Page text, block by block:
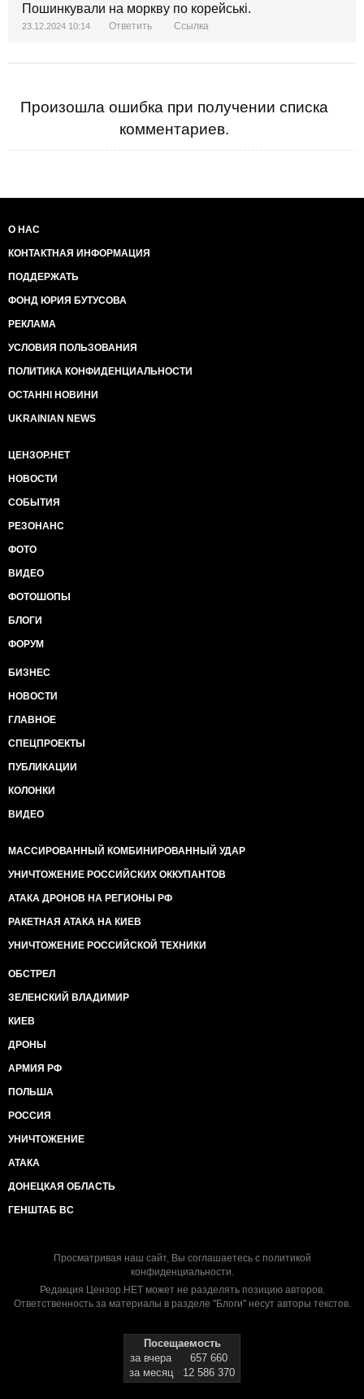
Пошинкували на моркву по корейські.
23.12.2024 10:14 Ответить Ссылка
Произошла ошибка при получении списка
комментариев.
О НАС
КОНТАКТНАЯ ИНФОРМАЦИЯ
ПОДДЕРЖАТЬ
ФОНД ЮРИЯ БУТУСОВА
РЕКЛАМА
УСЛОВИЯ ПОЛЬЗОВАНИЯ
ПОЛИТИКА КОНФИДЕНЦИАЛЬНОСТИ
ОСТАННІ НОВИНИ
UKRAINIAN NEWS
ЦЕНЗОР.НЕТ
НОВОСТИ
СОБЫТИЯ
РЕЗОНАНС
ФОТО
ВИДЕО
ФОТОШОПЫ
БЛОГИ
ФОРУМ
БИЗНЕС
НОВОСТИ
ГЛАВНОЕ
СПЕЦПРОЕКТЫ
ПУБЛИКАЦИИ
КОЛОНКИ
ВИДЕО
МАССИРОВАННЫЙ КОМБИНИРОВАННЫЙ УДАР
УНИЧТОЖЕНИЕ РОССИЙСКИХ ОККУПАНТОВ
АТАКА ДРОНОВ НА РЕГИОНЫ РФ
РАКЕТНАЯ АТАКА НА КИЕВ
УНИЧТОЖЕНИЕ РОССИЙСКОЙ ТЕХНИКИ
ОБСТРЕЛ
ЗЕЛЕНСКИЙ ВЛАДИМИР
КИЕВ
ДРОНЫ
АРМИЯ РФ
ПОЛЬША
РОССИЯ
УНИЧТОЖЕНИЕ
АТАКА
ДОНЕЦКАЯ ОБЛАСТЬ
ГЕНШТАБ ВС
Просматривая наш сайт, Вы соглашаетесь с политикой
конфиденциальности.
Редакция Цензор.НЕТ может не разделять позицию авторов.
Ответственность за материалы в разделе "Блоги" несут авторы текстов.
Посещаемость
за вчера
657 660
за месяц
12 586 370